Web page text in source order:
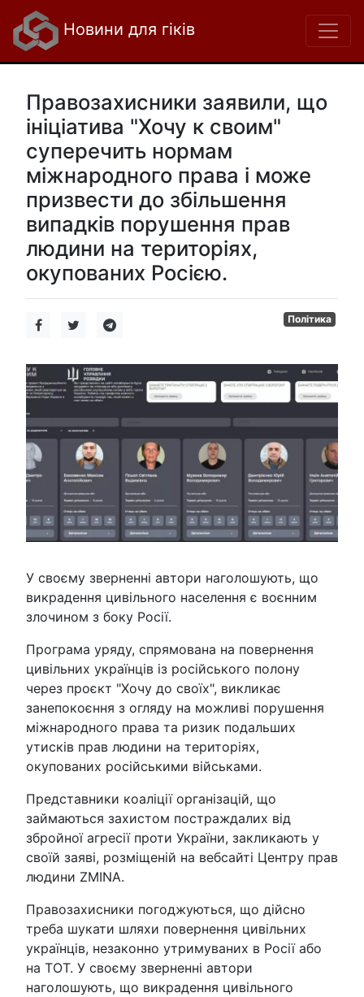
Новини для гіків
Правозахисники заявили, що
ініціатива "Хочу к своим"
суперечить нормам
міжнародного права і може
призвести до збільшення
випадків порушення прав
людини на територіях,
окупованих Росією.
Політика
У своєму зверненні автори наголошують, що
викрадення цивільного населення є воєнним
злочином з боку Росії.
Програма уряду, спрямована на повернення
цивільних українців із російського полону
через проєкт "Хочу до своїх", викликає
занепокоєння з огляду на можливі порушення
міжнародного права та ризик подальших
утисків прав людини на територіях,
окупованих російськими військами.
Представники коаліції організацій, що
займаються захистом постраждалих від
збройної агресії проти України, закликають у
своїй заяві, розміщеній на вебсайті Центру прав
людини ZMINA.
Правозахисники погоджуються, що дійсно
треба шукати шляхи повернення цивільних
українців, незаконно утримуваних в Росії або
на ТОТ. У своєму зверненні автори
наголошують, що викрадення цивільного